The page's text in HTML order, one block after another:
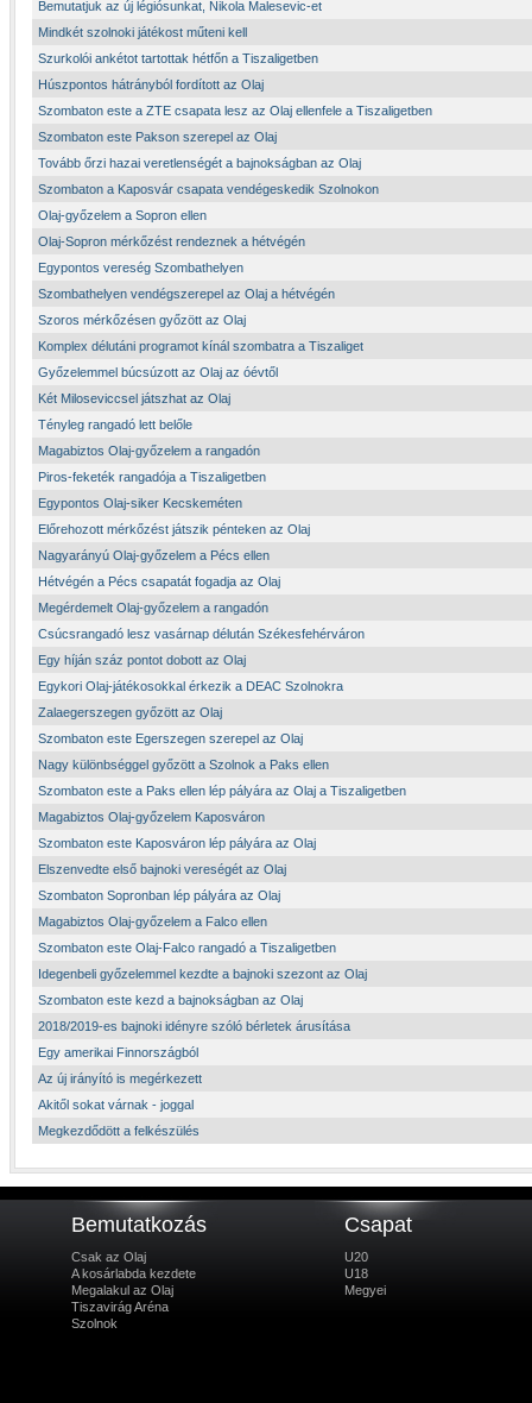
Bemutatjuk az új légiósunkat, Nikola Malesevic-et
Mindkét szolnoki játékost műteni kell
Szurkolói ankétot tartottak hétfőn a Tiszaligetben
Húszpontos hátrányból fordított az Olaj
Szombaton este a ZTE csapata lesz az Olaj ellenfele a Tiszaligetben
Szombaton este Pakson szerepel az Olaj
Tovább őrzi hazai veretlenségét a bajnokságban az Olaj
Szombaton a Kaposvár csapata vendégeskedik Szolnokon
Olaj-győzelem a Sopron ellen
Olaj-Sopron mérkőzést rendeznek a hétvégén
Egypontos vereség Szombathelyen
Szombathelyen vendégszerepel az Olaj a hétvégén
Szoros mérkőzésen győzött az Olaj
Komplex délutáni programot kínál szombatra a Tiszaliget
Győzelemmel búcsúzott az Olaj az óévtől
Két Miloseviccsel játszhat az Olaj
Tényleg rangadó lett belőle
Magabiztos Olaj-győzelem a rangadón
Piros-feketék rangadója a Tiszaligetben
Egypontos Olaj-siker Kecskeméten
Előrehozott mérkőzést játszik pénteken az Olaj
Nagyarányú Olaj-győzelem a Pécs ellen
Hétvégén a Pécs csapatát fogadja az Olaj
Megérdemelt Olaj-győzelem a rangadón
Csúcsrangadó lesz vasárnap délután Székesfehérváron
Egy híján száz pontot dobott az Olaj
Egykori Olaj-játékosokkal érkezik a DEAC Szolnokra
Zalaegerszegen győzött az Olaj
Szombaton este Egerszegen szerepel az Olaj
Nagy különbséggel győzött a Szolnok a Paks ellen
Szombaton este a Paks ellen lép pályára az Olaj a Tiszaligetben
Magabiztos Olaj-győzelem Kaposváron
Szombaton este Kaposváron lép pályára az Olaj
Elszenvedte első bajnoki vereségét az Olaj
Szombaton Sopronban lép pályára az Olaj
Magabiztos Olaj-győzelem a Falco ellen
Szombaton este Olaj-Falco rangadó a Tiszaligetben
Idegenbeli győzelemmel kezdte a bajnoki szezont az Olaj
Szombaton este kezd a bajnokságban az Olaj
2018/2019-es bajnoki idényre szóló bérletek árusítása
Egy amerikai Finnországból
Az új irányító is megérkezett
Akitől sokat várnak - joggal
Megkezdődött a felkészülés
Bemutatkozás
Csak az Olaj
A kosárlabda kezdete
Megalakul az Olaj
Tiszavirág Aréna
Szolnok
Csapat
U20
U18
Megyei